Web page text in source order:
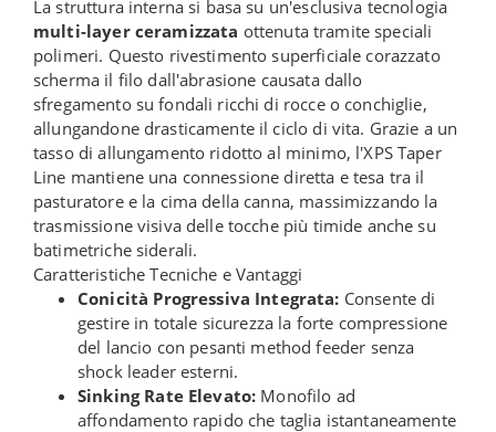
La struttura interna si basa su un'esclusiva tecnologia
multi-layer ceramizzata ottenuta tramite speciali
polimeri. Questo rivestimento superficiale corazzato
scherma il filo dall'abrasione causata dallo
sfregamento su fondali ricchi di rocce o conchiglie,
allungandone drasticamente il ciclo di vita. Grazie a un
tasso di allungamento ridotto al minimo, l'XPS Taper
Line mantiene una connessione diretta e tesa tra il
pasturatore e la cima della canna, massimizzando la
trasmissione visiva delle tocche più timide anche su
batimetriche siderali.
Caratteristiche Tecniche e Vantaggi
Conicità Progressiva Integrata: Consente di
gestire in totale sicurezza la forte compressione
del lancio con pesanti method feeder senza
shock leader esterni.
Sinking Rate Elevato: Monofilo ad
affondamento rapido che taglia istantaneamente